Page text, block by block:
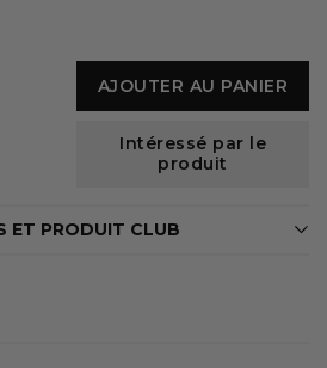
AJOUTER AU PANIER
Intéressé par le
produit
ET PRODUIT CLUB